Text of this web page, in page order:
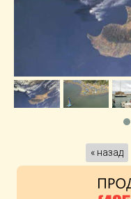
« назад